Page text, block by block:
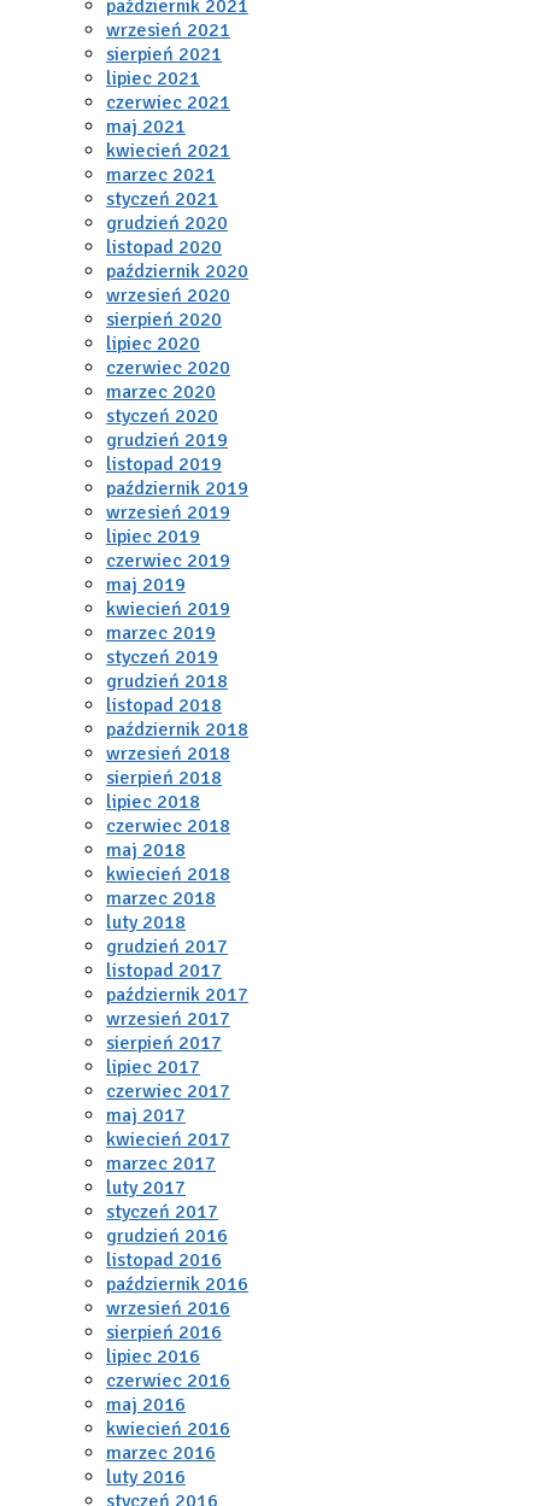
październik 2021
wrzesień 2021
sierpień 2021
lipiec 2021
czerwiec 2021
maj 2021
kwiecień 2021
marzec 2021
styczeń 2021
grudzień 2020
listopad 2020
październik 2020
wrzesień 2020
sierpień 2020
lipiec 2020
czerwiec 2020
marzec 2020
styczeń 2020
grudzień 2019
listopad 2019
październik 2019
wrzesień 2019
lipiec 2019
czerwiec 2019
maj 2019
kwiecień 2019
marzec 2019
styczeń 2019
grudzień 2018
listopad 2018
październik 2018
wrzesień 2018
sierpień 2018
lipiec 2018
czerwiec 2018
maj 2018
kwiecień 2018
marzec 2018
luty 2018
grudzień 2017
listopad 2017
październik 2017
wrzesień 2017
sierpień 2017
lipiec 2017
czerwiec 2017
maj 2017
kwiecień 2017
marzec 2017
luty 2017
styczeń 2017
grudzień 2016
listopad 2016
październik 2016
wrzesień 2016
sierpień 2016
lipiec 2016
czerwiec 2016
maj 2016
kwiecień 2016
marzec 2016
luty 2016
styczeń 2016